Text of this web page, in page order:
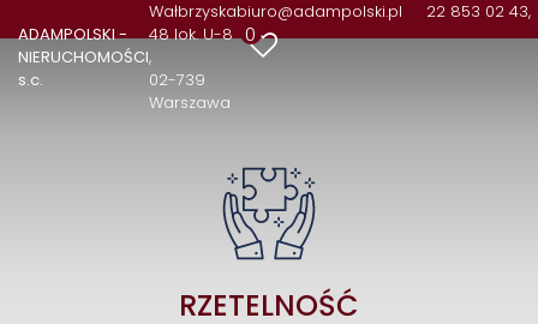
ADAMPOLSKI -
NIERUCHOMOŚCI
s.c.
Wałbrzyska
48 lok. U-8
02-739
Warszawa
biuro@adampolski.pl 22 853 02 43,
0
RZETELNOŚĆ